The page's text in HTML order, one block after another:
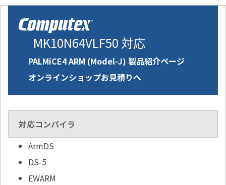
MK10N64VLF50 対応
PALMiCE4 ARM (Model-J) 製品紹介ページ
オンラインショップお見積りへ
対応コンパイラ
ArmDS
DS-5
EWARM